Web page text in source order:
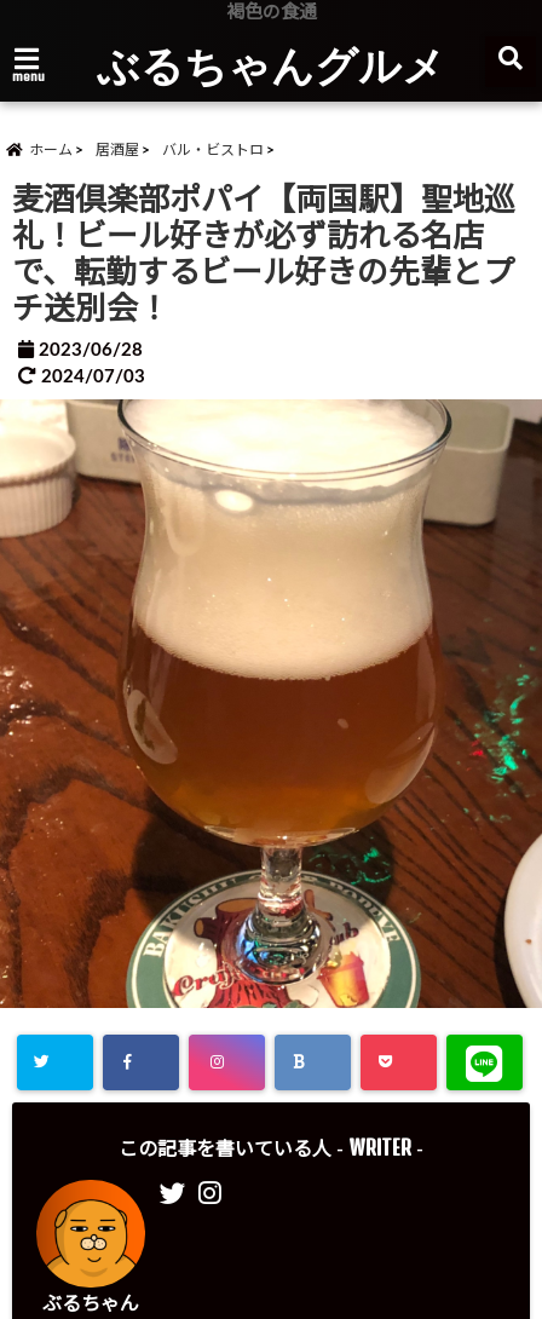
褐色の食通
menu ぶるちゃんグルメ
ホーム 居酒屋 バル・ビストロ
麦酒倶楽部ポパイ【両国駅】聖地巡
礼！ビール好きが必ず訪れる名店
で、転勤するビール好きの先輩とプ
チ送別会！
2023/06/28
2024/07/03
この記事を書いている人 - WRITER -
ぶるちゃん